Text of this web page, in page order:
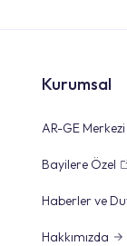
Kurumsal
AR-GE
Bayilere Özel
Haberler ve
Hakkımızda